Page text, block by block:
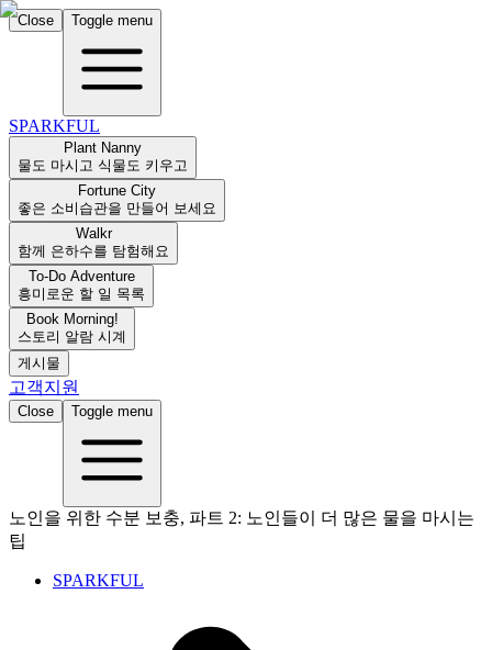
Close Toggle menu
SPARKFUL
Plant Nanny
물도 마시고 식물도 키우고
Fortune City
좋은 소비습관을 만들어 보세요
Walkr
함께 은하수를 탐험해요
To-Do Adventure
흥미로운 할 일 목록
Book Morning!
스토리 알람 시계
게시물
고객지원
Close Toggle menu
노인을 위한 수분 보충, 파트 2: 노인들이 더 많은 물을 마시는
팁
SPARKFUL